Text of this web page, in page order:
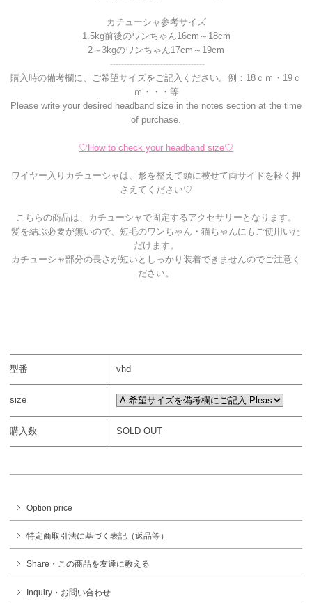
カチューシャ参考サイズ
1.5kg前後のワンちゃん16cm～18cm
2～3kgのワンちゃん17cm～19cm
----------------------------------
購入時の備考欄に、ご希望サイズをご記入ください。例：18ｃｍ・19ｃ
ｍ・・・等
Please write your desired headband size in the notes section at the time
of purchase.
♡How to check your headband size♡
ワイヤー入りカチューシャは、形を整えて頭に被せて両サイドを軽く押
さえてください♡
こちらの商品は、カチューシャで固定するアクセサリーとなります。
髪を結ぶ必要が無いので、短毛のワンちゃん・猫ちゃんにもご使用いた
だけます。
カチューシャ部分の長さが短いとしっかり装着できませんのでご注意く
ださい。
型番 vhd
size
購入数 SOLD OUT
Option price
特定商取引法に基づく表記（返品等）
Share・この商品を友達に教える
Inquiry・お問い合わせ